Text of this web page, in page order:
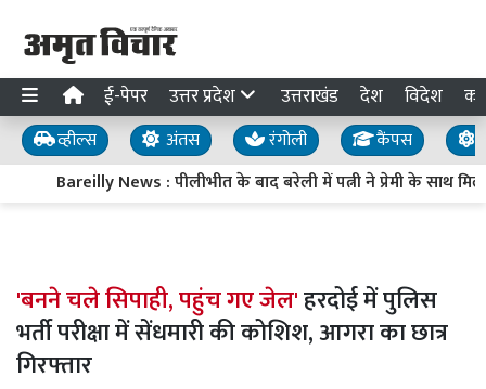
ई-पेपर उत्तर प्रदेश उत्तराखंड देश विदेश
व्हील्स अंतस रंगोली कैंपस
Bareilly News : पीलीभीत के बाद बरेली में पत्नी ने प्रेमी के साथ
'बनने चले सिपाही, पहुंच गए जेल'हरदोई में पुलिस
भर्ती परीक्षा में सेंधमारी की कोशिश, आगरा का छात्र
गिरफ्तार